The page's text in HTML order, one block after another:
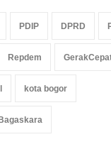
PDIP DPRD
Repdem
kota bogor